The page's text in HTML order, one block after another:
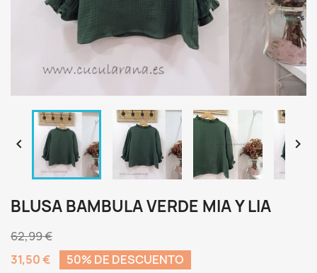
 
BLUSA BAMBULA VERDE MIA Y LIA
62,99 €
31,50 €
50% DE DESCUENTO